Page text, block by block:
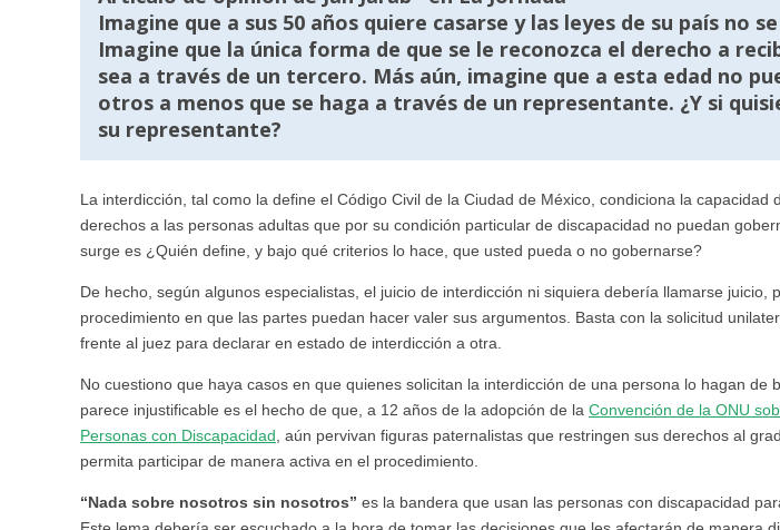
Imagine que a sus 50 años quiere casarse y las leyes de su país no
Imagine que la única forma de que se le reconozca el derecho a
sea a través de un tercero. Más aún, imagine que a esta edad no
otros a menos que se haga a través de un representante. ¿Y si
su representante?
La interdicción, tal como la define el Código Civil de la Ciudad de México, condiciona la capacidad
derechos a las personas adultas que por su condición particular de discapacidad no puedan
surge es ¿Quién define, y bajo qué criterios lo hace, que usted pueda o no gobernarse?
De hecho, según algunos especialistas, el juicio de interdicción ni siquiera debería llamarse juicio,
procedimiento en que las partes puedan hacer valer sus argumentos. Basta con la solicitud
frente al juez para declarar en estado de interdicción a otra.
No cuestiono que haya casos en que quienes solicitan la interdicción de una persona lo hagan de
parece injustificable es el hecho de que, a 12 años de la adopción de la Convención de la ONU
Personas con Discapacidad , aún pervivan figuras paternalistas que restringen sus derechos al
permita participar de manera activa en el ­procedimiento.
“Nada sobre nosotros sin nosotros” es la bandera que usan las personas con discapacidad